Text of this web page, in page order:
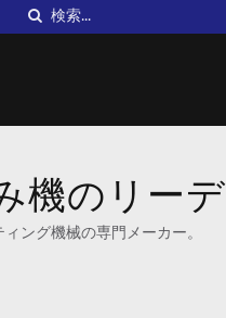
機のリーデ
ング機械の専門メーカー。